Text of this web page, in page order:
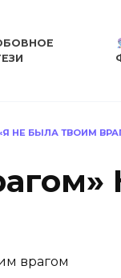
НЕ БЫЛА ТВОИМ
врагом